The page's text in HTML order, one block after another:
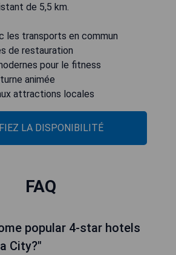
de 5,5 km.
les transports en commun
de restauration
pour le fitness
animée
attractions locales
LA DISPONIBILITÉ
FAQ
popular 4-star hotels
City?"